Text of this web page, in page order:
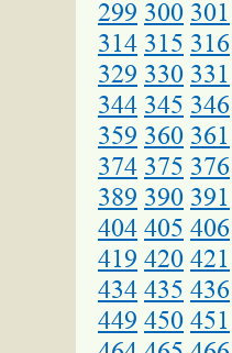
299 300 301
314 315 316
329 330 331
344 345 346
359 360 361
374 375 376
389 390 391
404 405 406
419 420 421
434 435 436
449 450 451